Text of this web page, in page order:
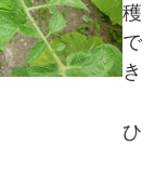
穫
で
き
ひ